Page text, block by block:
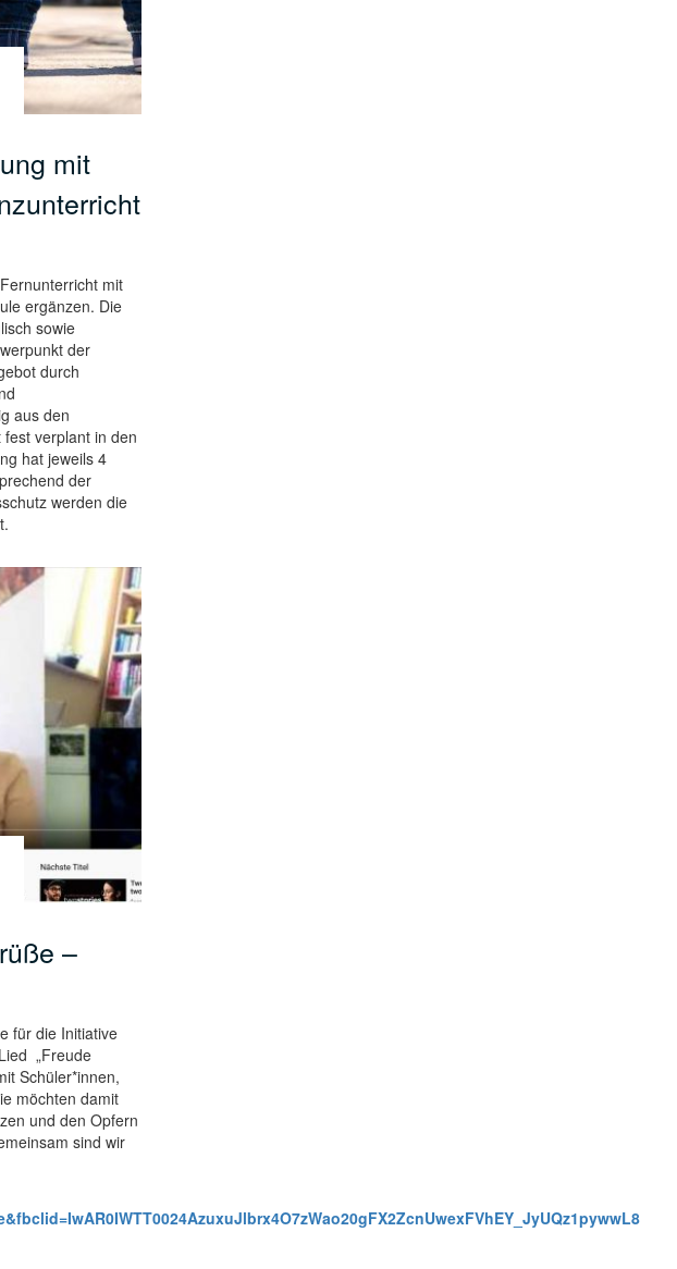
mit
mit
ergänzen. Die
sowie
der
durch
aus den
verplant in den
hat jeweils 4
der
werden die
–
für die Initiative
„Freude
Schüler*innen,
möchten damit
und den Opfern
sind wir